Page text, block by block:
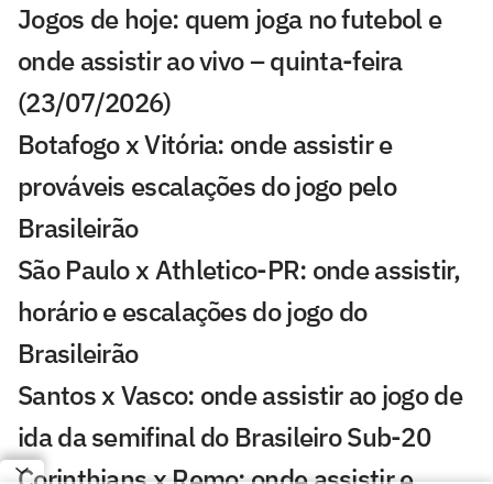
Jogos de hoje: quem joga no futebol e
onde assistir ao vivo – quinta-feira
(23/07/2026)
Botafogo x Vitória: onde assistir e
prováveis escalações do jogo pelo
Brasileirão
São Paulo x Athletico-PR: onde assistir,
horário e escalações do jogo do
Brasileirão
Santos x Vasco: onde assistir ao jogo de
ida da semifinal do Brasileiro Sub-20